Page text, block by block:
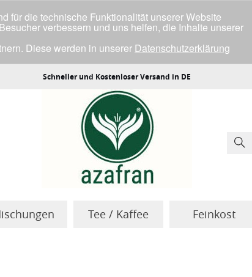
Schneller und Kostenloser Versand in DE
Tee / Kaffee Feinkost
für die technische Funktionalität unserer Website
verbessern und uns helfen, die Inhalte unserer
Diese werden in unserer Datenschutzerklärung
einverstanden bist.